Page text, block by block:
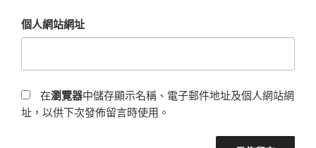
個人網站網址
在瀏覽器中儲存顯示名稱、電子郵件地址及個人網站網
址，以供下次發佈留言時使用。